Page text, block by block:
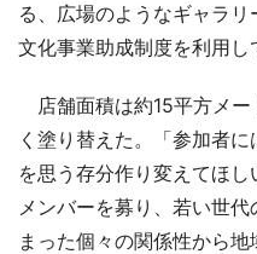
る、広場のようなギャラ
文化事業助成制度を利用し
店舗面積は約15平方メー
く塗り替えた。「参加者
を思う存分作り変えてほ
メンバーを募り、若い世
まった個々の関係性から